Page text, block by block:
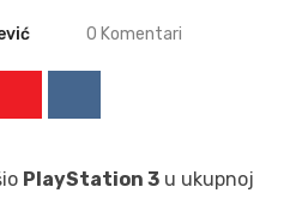
0 Komentari
PlayStation 3 u ukupnoj